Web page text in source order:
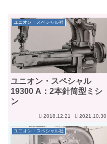
ユニオン・スペシャル社
ユニオン・スペシャル
19300 A：2本針筒型ミシ
ン
2018.12.21 2021.10.30
ユニオン・スペシャル社